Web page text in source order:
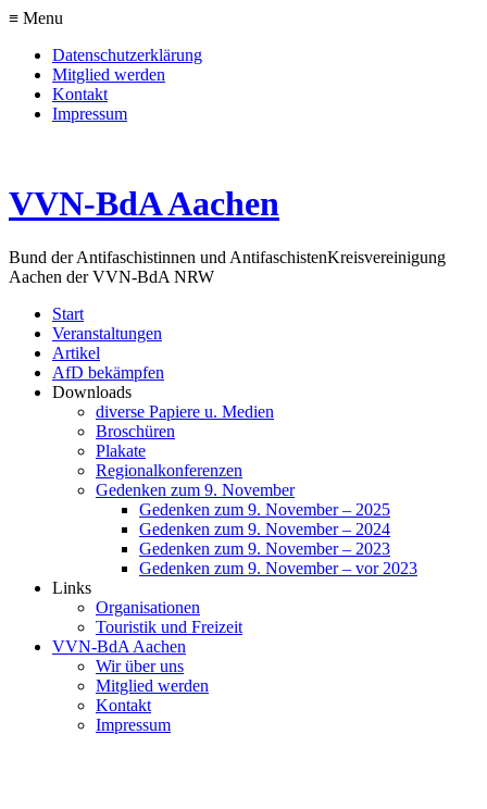
≡ Menu
Datenschutzerklärung
Mitglied werden
Kontakt
Impressum
VVN-BdA Aachen
Bund der Antifaschistinnen und AntifaschistenKreisvereinigung
Aachen der VVN-BdA NRW
Start
Veranstaltungen
Artikel
AfD bekämpfen
Downloads
diverse Papiere u. Medien
Broschüren
Plakate
Regionalkonferenzen
Gedenken zum 9. November
Gedenken zum 9. November – 2025
Gedenken zum 9. November – 2024
Gedenken zum 9. November – 2023
Gedenken zum 9. November – vor 2023
Links
Organisationen
Touristik und Freizeit
VVN-BdA Aachen
Wir über uns
Mitglied werden
Kontakt
Impressum